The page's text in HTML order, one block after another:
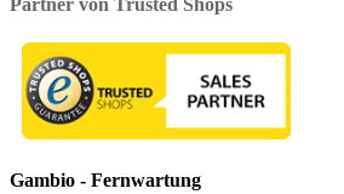
Partner von Trusted Shops
Gambio - Fernwartung